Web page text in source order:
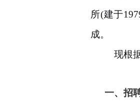
所(建于
成。
现根
一、招